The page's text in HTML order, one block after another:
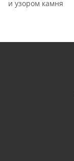
и узором камня